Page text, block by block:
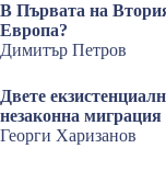
В Първата на
Европа?
Димитър Петров
Двете
незаконна
Георги Харизанов